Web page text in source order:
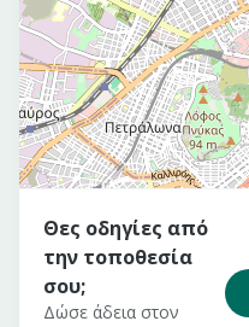
Θες οδηγίες από
την τοποθεσία
σου;
Δώσε άδεια στον